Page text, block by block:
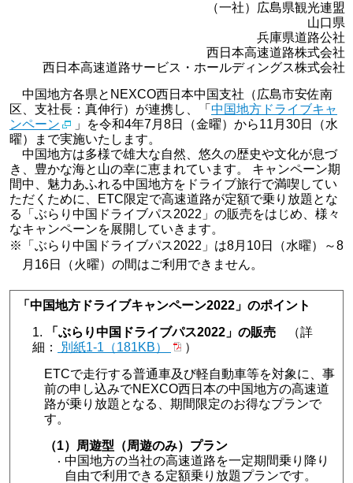
（一社）広島県観光連盟
山口県
兵庫県道路公社
西日本高速道路株式会社
西日本高速道路サービス・ホールディングス株式会社
中国地方各県とNEXCO西日本中国支社（広島市安佐南
区、支社長：真伸行）が連携し、「 中国地方ドライブキャ
ンペーン
」を令和4年7月8日（金曜）から11月30日（水
曜）まで実施いたします。
中国地方は多様で雄大な自然、悠久の歴史や文化が息づ
き、豊かな海と山の幸に恵まれています。 キャンペーン期
間中、魅力あふれる中国地方をドライブ旅行で満喫してい
ただくために、ETC限定で高速道路が定額で乗り放題とな
る「ぶらり中国ドライブパス2022」の販売をはじめ、様々
なキャンペーンを展開していきます。
※
「ぶらり中国ドライブパス2022」は8月10日（水曜）～8
月16日（火曜）の間はご利用できません。
「中国地方ドライブキャンペーン2022」のポイント
「ぶらり中国ドライブパス2022」の販売
（詳
細：
別紙1-1（181KB）
）
ETCで走行する普通車及び軽自動車等を対象に、事
前の申し込みでNEXCO西日本の中国地方の高速道
路が乗り放題となる、期間限定のお得なプランで
す。
（1）周遊型（周遊のみ）プラン
中国地方の当社の高速道路を一定期間乗り降り
自由で利用できる定額乗り放題プランです。